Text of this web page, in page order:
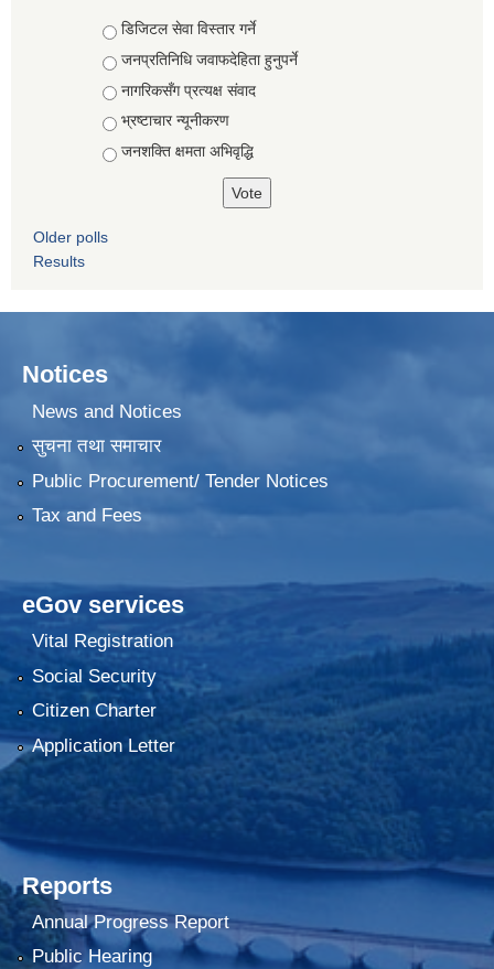
Choices
डिजिटल सेवा विस्तार गर्ने
जनप्रतिनिधि जवाफदेहिता हुनुपर्ने
नागरिकसँग प्रत्यक्ष संवाद
भ्रष्टाचार न्यूनीकरण
जनशक्ति क्षमता अभिवृद्धि
Older polls
Results
Notices
News and Notices
सुचना तथा समाचार
Public Procurement/ Tender Notices
Tax and Fees
eGov services
Vital Registration
Social Security
Citizen Charter
Application Letter
Reports
Annual Progress Report
Public Hearing